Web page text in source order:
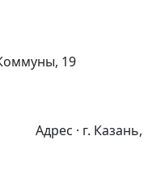
19
Адрес · г. Казань,